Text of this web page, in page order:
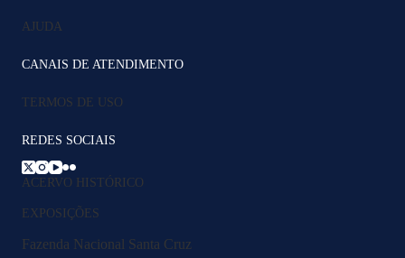
AJUDA
CANAIS DE ATENDIMENTO
TERMOS DE USO
REDES SOCIAIS
ACERVO HISTÓRICO
EXPOSIÇÕES
Fazenda Nacional Santa Cruz